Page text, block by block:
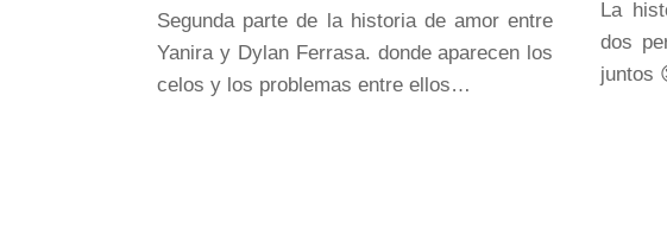
Segunda parte de la historia de amor entre
Yanira y Dylan Ferrasa. donde aparecen los
celos y los problemas entre ellos…
La
dos
juntos